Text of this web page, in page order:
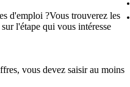
d'emploi ?Vous trouverez les
l'étape qui vous intéresse
vous devez saisir au moins